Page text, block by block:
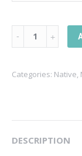
Native
i
quantity
Categories: Native,
DESCRIPTION